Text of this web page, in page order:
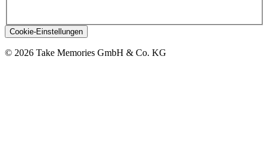
Cookie-Einstellungen
© 2026 Take Memories GmbH & Co. KG